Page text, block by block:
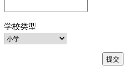
学校类型
提交